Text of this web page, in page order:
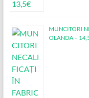
MUNCITORI
OLANDA –